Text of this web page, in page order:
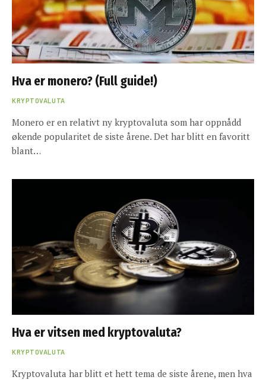
Hva er monero? (Full guide!)
KRYPTOVALUTA
Monero er en relativt ny kryptovaluta som har oppnådd
økende popularitet de siste årene. Det har blitt en favoritt
blant…
Hva er vitsen med kryptovaluta?
KRYPTOVALUTA
Kryptovaluta har blitt et hett tema de siste årene, men hva